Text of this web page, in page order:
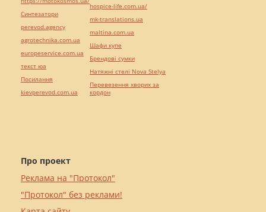
Про проект
Реклама на "Протокол"
"Протокол" без реклами!
Синтезатори
perevod.agency
agrotechnika.com.ua
europeservice.com.ua
текст юа
Посилання
kievperevod.com.ua
hospice-life.com.ua/
mk-translations.ua
maltina.com.ua
Шафи купе
Брендові сумки
Натяжні стелі Nova Stelya
Перевезення хворих за
кордон